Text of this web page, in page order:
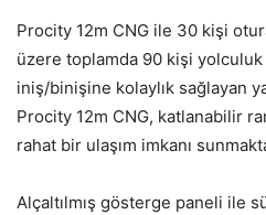
Procity 12m CNG ile 30 kişi
üzere toplamda 90 kişi
iniş/binişine kolaylık sağlayan
Procity 12m CNG, katlanabilir
rahat bir ulaşım imkanı
Alçaltılmış gösterge paneli ile